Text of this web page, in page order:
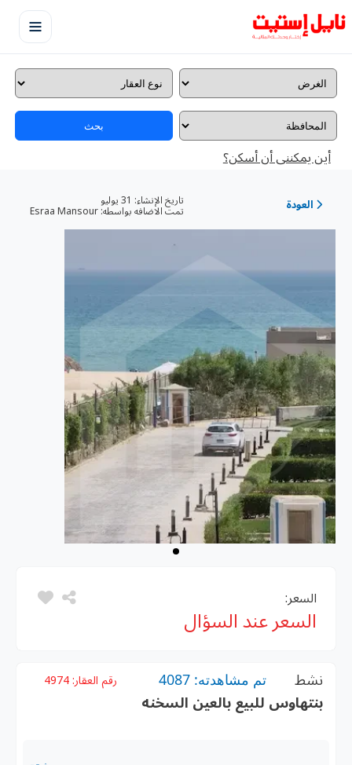
بحث
أين يمكننى أن أسكن؟
العودة تاريخ الإنشاء:
تمت الاضافه بواسطه: Esraa Mansour
السعر:
السعر عند السؤال
نشط تم مشاهدته: 4087 رقم العقار:4974
بنتهاوس للبيع بالعين السخنه